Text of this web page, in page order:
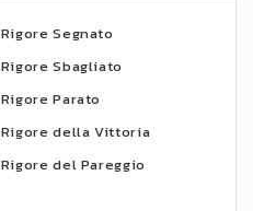
Rigore Segnato
Rigore Sbagliato
Rigore Parato
Rigore della Vittoria
Rigore del Pareggio